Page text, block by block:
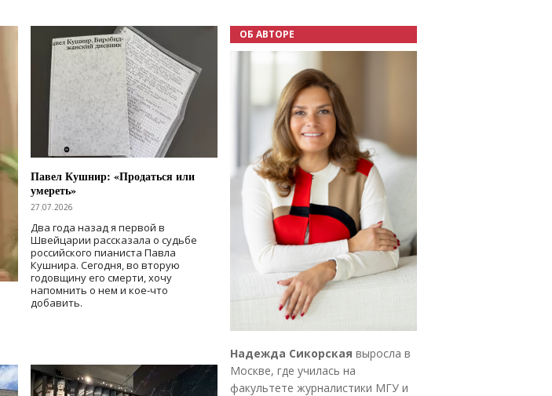
Павел Кушнир: «Продаться или
умереть»
27.07.2026
Два года назад я первой в
Швейцарии рассказала о судьбе
российского пианиста Павла
Кушнира. Сегодня, во вторую
годовщину его смерти, хочу
напомнить о нем и кое-что
добавить.
ОБ АВТОРЕ
Надежда Сикорская выросла в
Москве, где училась на
факультете журналистики МГУ и